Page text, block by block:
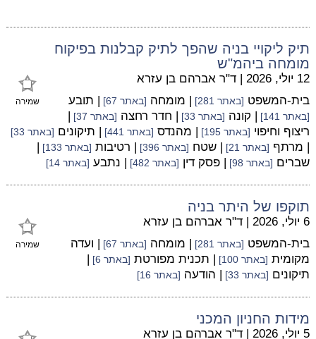
תיק ליקויי בניה שהפך לתיק קבלנות בפיקוח
מומחה ביהמ"ש
שמירה
12 יולי, 2026 | ד"ר אברהם בן עזרא
בית-המשפט [באתר 281] | מומחה [באתר 67] | תובע
[באתר 141] | קונה [באתר 33] | חדר רחצה [באתר 37]
|
ריצוף וחיפוי [באתר 195] | מהנדס [באתר 441] | תיקונים [באתר 33]
| מרתף [באתר 21] | שטח [באתר 396] | רטיבות [באתר 133]
|
שברים [באתר 98] | פסק דין [באתר 482] | נתבע [באתר 14]
תוקפו של היתר בניה
שמירה
6 יולי, 2026 | ד"ר אברהם בן עזרא
בית-המשפט [באתר 281] | מומחה [באתר 67]
| ועדה
מקומית [באתר 100] | תכנית מפורטת [באתר 6]
|
תיקונים [באתר 33] | הודעה [באתר 16]
מידות החניון המכני
5 יולי, 2026 | ד"ר אברהם בן עזרא